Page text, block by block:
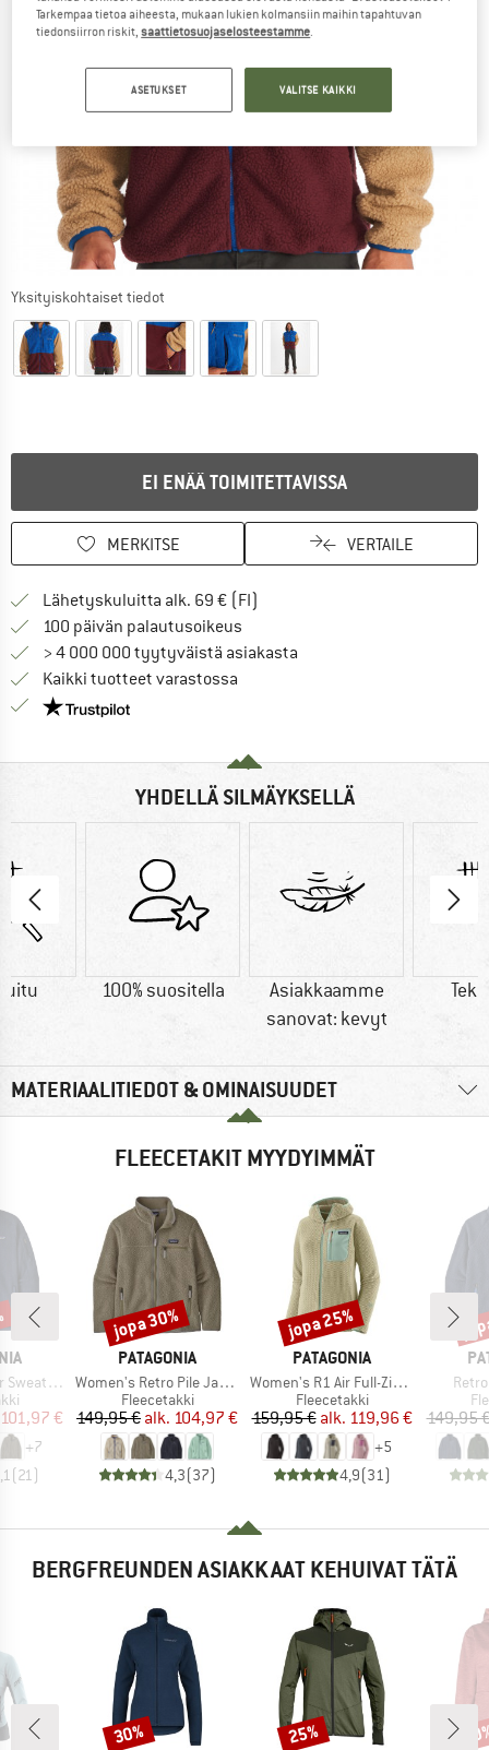
Yksityiskohtaiset tiedot
EI ENÄÄ TOIMITETTAVISSA
MERKITSE VERTAILE
Lähetyskuluitta alk. 69 € (FI)
100 päivän palautusoikeus
> 4 000 000 tyytyväistä asiakasta
Kaikki tuotteet varastossa
Meillä on Trustpilot -sertifiointi - lue lisää tästä!
YHDELLÄ SILMÄYKSELLÄ
100% suositella
Asiakkaamme
sanovat: kevyt
MATERIAALITIEDOT & OMINAISUUDET
FLEECETAKIT MYYDYIMMÄT
Jacket
hinta
101,97 €
+7
(21 )
MERKKI
PATAGONIA
Tuote
Women's Retro Pile Jacket
Tuoteryhmä
Fleecetakki
Hinta
149,95 € Alennettu hinta
alk. 104,97 €
4,3(37)
Alennus
jopa 30%
MERKKI
PATAGONIA
Tuote
Women's R1 Air Full-Zip Hoody
Tuoteryhmä
Fleecetakki
Hinta
159,95 € Alennettu hinta
alk. 119,96 €
+5
4,9(31 )
Alennus
jopa 25%
Tuote
149,95
BERGFREUNDEN ASIAKKAAT KEHUIVAT TÄTÄ
Alennus
30% Alennus
25%
Tarkempaa tietoa aiheesta, mukaan lukien kolmansiin maihin tapahtuvan
tiedonsiirron riskit,saattietosuojaselosteestamme.
ASETUKSET VALITSE KAIKKI